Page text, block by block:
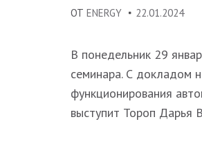
ОТ ENERGY 22.01.2024
В понедельник 29
семинара. С докладом
функционирования
выступит Тороп Дарья